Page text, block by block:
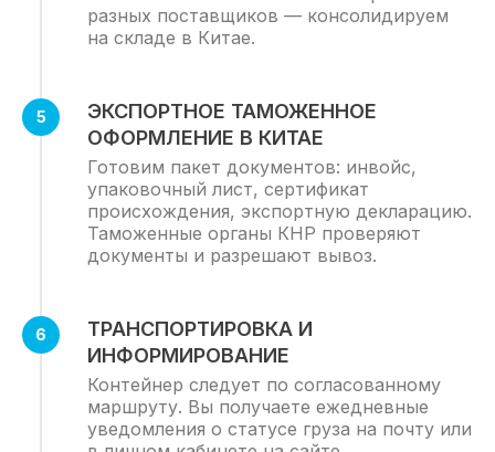
разных поставщиков — консолидируем
на складе в Китае.
ЭКСПОРТНОЕ ТАМОЖЕННОЕ
ОФОРМЛЕНИЕ В КИТАЕ
Готовим пакет документов: инвойс,
упаковочный лист, сертификат
происхождения, экспортную декларацию.
Таможенные органы КНР проверяют
документы и разрешают вывоз.
ТРАНСПОРТИРОВКА И
ИНФОРМИРОВАНИЕ
Контейнер следует по согласованному
маршруту. Вы получаете ежедневные
уведомления о статусе груза на почту или
8 (800) 500-52-91
КОМПАНИЯ
Еженедельная сводка
Новости логистики и грузоперевозок
Телеграм канал
Вакансии
Сертификация
Наши реквизиты
Рекомендации